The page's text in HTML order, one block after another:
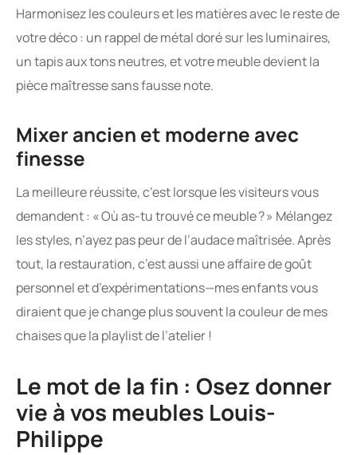
Harmonisez les couleurs et les matières avec le reste de
votre déco : un rappel de métal doré sur les luminaires,
un tapis aux tons neutres, et votre meuble devient la
pièce maîtresse sans fausse note.
Mixer ancien et moderne avec
finesse
La meilleure réussite, c’est lorsque les visiteurs vous
demandent : « Où as-tu trouvé ce meuble ? » Mélangez
les styles, n’ayez pas peur de l’audace maîtrisée. Après
tout, la restauration, c’est aussi une affaire de goût
personnel et d’expérimentations—mes enfants vous
diraient que je change plus souvent la couleur de mes
chaises que la playlist de l’atelier !
Le mot de la fin : Osez donner
vie à vos meubles Louis-
Philippe